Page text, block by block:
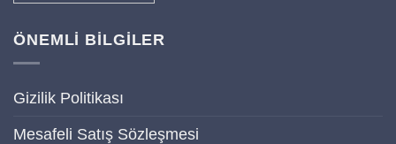
ÖNEMLİ BİLGİLER
Gizilik Politikası
Mesafeli Satış Sözleşmesi